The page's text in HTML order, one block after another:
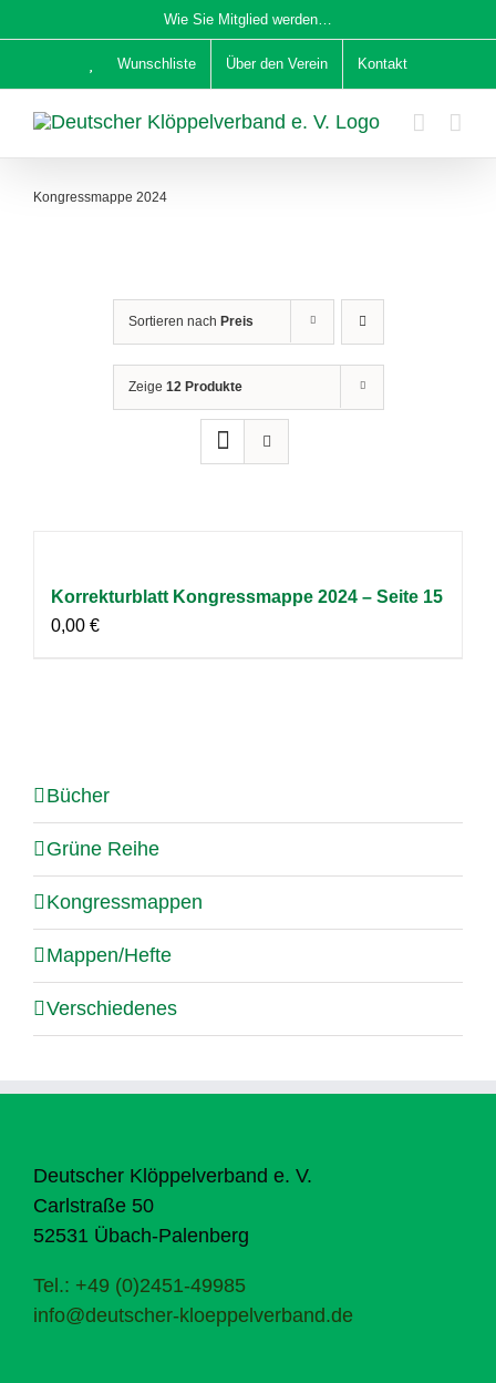
Inhalt
Wie Sie Mitglied werden…
Wunschliste Über den Verein Kontakt
Kongressmappe 2024
Sortieren nach Preis
Zeige 12 Produkte
Korrekturblatt Kongressmappe 2024 – Seite 15
0,00 €
Bücher
Grüne Reihe
Kongressmappen
Mappen/Hefte
Verschiedenes
Deutscher Klöppelverband e. V.
Carlstraße 50
52531 Übach-Palenberg
Tel.: +49 (0)2451-49985
info@deutscher-kloeppelverband.de